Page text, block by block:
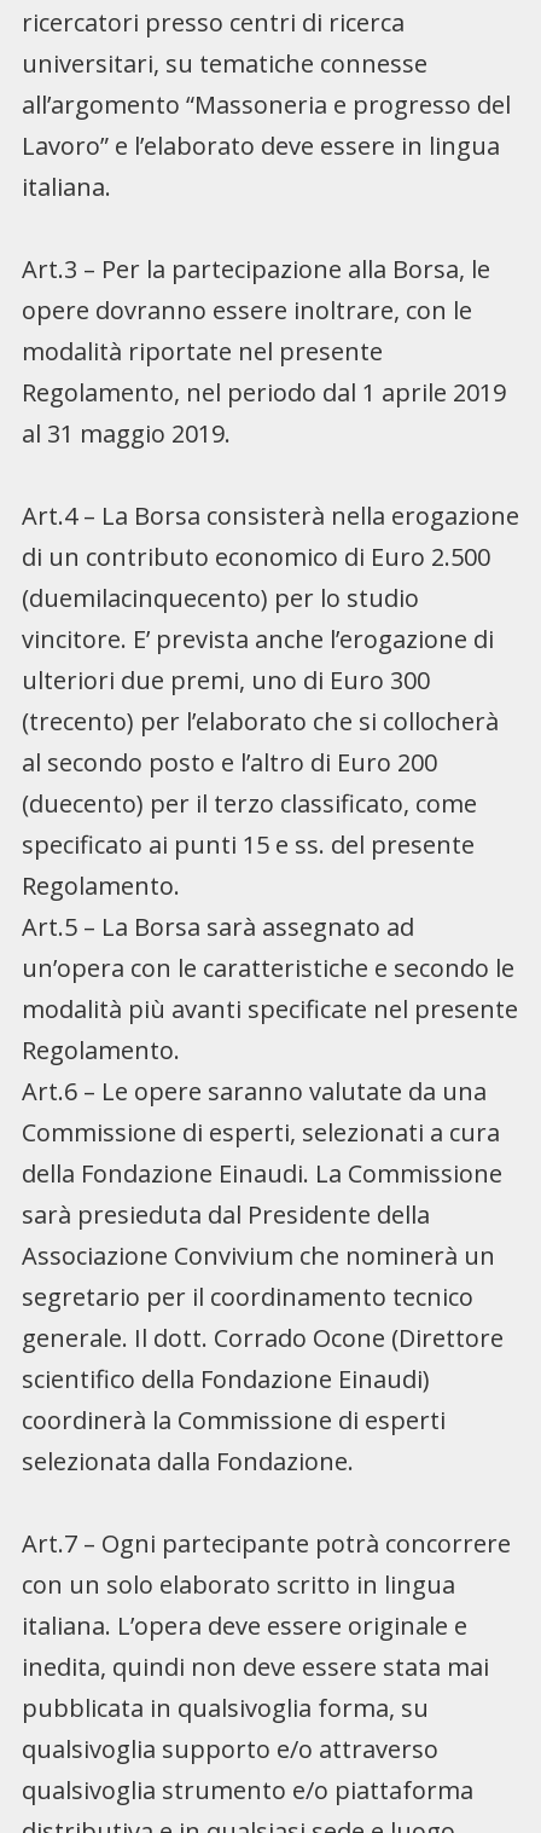
ricercatori presso centri di ricerca
universitari, su tematiche connesse
all’argomento “Massoneria e progresso del
Lavoro” e l’elaborato deve essere in lingua
italiana.
Art.3 – Per la partecipazione alla Borsa, le
opere dovranno essere inoltrare, con le
modalità riportate nel presente
Regolamento, nel periodo dal 1 aprile 2019
al 31 maggio 2019.
Art.4 – La Borsa consisterà nella erogazione
di un contributo economico di Euro 2.500
(duemilacinquecento) per lo studio
vincitore. E’ prevista anche l’erogazione di
ulteriori due premi, uno di Euro 300
(trecento) per l’elaborato che si collocherà
al secondo posto e l’altro di Euro 200
(duecento) per il terzo classificato, come
specificato ai punti 15 e ss. del presente
Regolamento.
Art.5 – La Borsa sarà assegnato ad
un’opera con le caratteristiche e secondo le
modalità più avanti specificate nel presente
Regolamento.
Art.6 – Le opere saranno valutate da una
Commissione di esperti, selezionati a cura
della Fondazione Einaudi. La Commissione
sarà presieduta dal Presidente della
Associazione Convivium che nominerà un
segretario per il coordinamento tecnico
generale. Il dott. Corrado Ocone (Direttore
scientifico della Fondazione Einaudi)
coordinerà la Commissione di esperti
selezionata dalla Fondazione.
Art.7 – Ogni partecipante potrà concorrere
con un solo elaborato scritto in lingua
italiana. L’opera deve essere originale e
inedita, quindi non deve essere stata mai
pubblicata in qualsivoglia forma, su
qualsivoglia supporto e/o attraverso
qualsivoglia strumento e/o piattaforma